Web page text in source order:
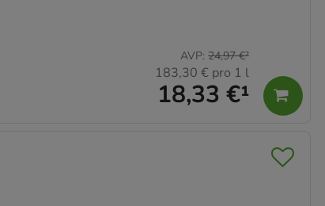
18,33 €¹
AVP: 24,97 €²
183,30 € pro 1 l